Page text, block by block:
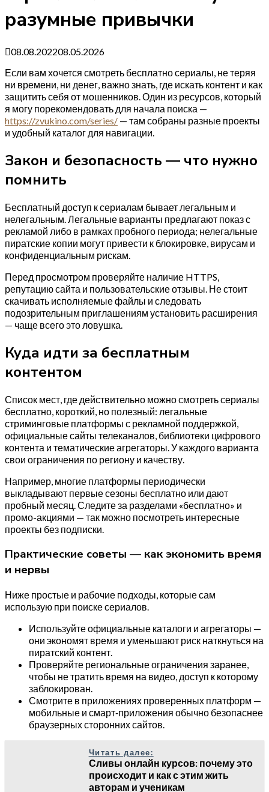
разумные привычки
08.08.202208.05.2026
Если вам хочется смотреть бесплатно сериалы, не теряя
ни времени, ни денег, важно знать, где искать контент и как
защитить себя от мошенников. Один из ресурсов, который
я могу порекомендовать для начала поиска —
https://zvukino.com/series/ — там собраны разные проекты
и удобный каталог для навигации.
Закон и безопасность — что нужно
помнить
Бесплатный доступ к сериалам бывает легальным и
нелегальным. Легальные варианты предлагают показ с
рекламой либо в рамках пробного периода; нелегальные
пиратские копии могут привести к блокировке, вирусам и
конфиденциальным рискам.
Перед просмотром проверяйте наличие HTTPS,
репутацию сайта и пользовательские отзывы. Не стоит
скачивать исполняемые файлы и следовать
подозрительным приглашениям установить расширения
— чаще всего это ловушка.
Куда идти за бесплатным
контентом
Список мест, где действительно можно смотреть сериалы
бесплатно, короткий, но полезный: легальные
стриминговые платформы с рекламной поддержкой,
официальные сайты телеканалов, библиотеки цифрового
контента и тематические агрегаторы. У каждого варианта
свои ограничения по региону и качеству.
Например, многие платформы периодически
выкладывают первые сезоны бесплатно или дают
пробный месяц. Следите за разделами «бесплатно» и
промо-акциями — так можно посмотреть интересные
проекты без подписки.
Практические советы — как экономить время
и нервы
Ниже простые и рабочие подходы, которые сам
использую при поиске сериалов.
Используйте официальные каталоги и агрегаторы —
они экономят время и уменьшают риск наткнуться на
пиратский контент.
Проверяйте региональные ограничения заранее,
чтобы не тратить время на видео, доступ к которому
заблокирован.
Смотрите в приложениях проверенных платформ —
мобильные и смарт‑приложения обычно безопаснее
браузерных сторонних сайтов.
Читать далее:
Сливы онлайн курсов: почему это
происходит и как с этим жить
авторам и ученикам